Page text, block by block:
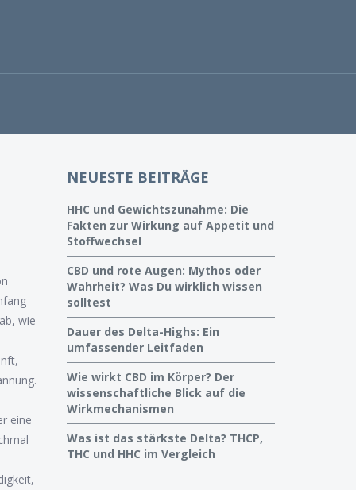
wie
eine
NEUESTE BEITRÄGE
HHC und Gewichtszunahme: Die
Fakten zur Wirkung auf Appetit und
Stoffwechsel
CBD und rote Augen: Mythos oder
Wahrheit? Was Du wirklich wissen
solltest
Dauer des Delta-Highs: Ein
umfassender Leitfaden
Wie wirkt CBD im Körper? Der
wissenschaftliche Blick auf die
Wirkmechanismen
Was ist das stärkste Delta? THCP,
THC und HHC im Vergleich